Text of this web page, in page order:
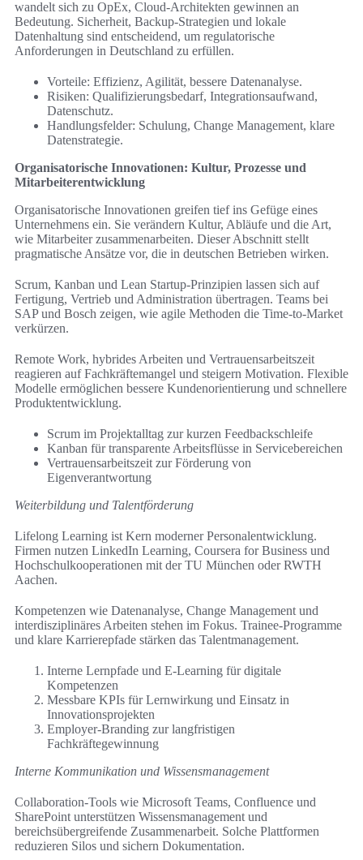
wandelt sich zu OpEx, Cloud-Architekten gewinnen an
Bedeutung. Sicherheit, Backup-Strategien und lokale
Datenhaltung sind entscheidend, um regulatorische
Anforderungen in Deutschland zu erfüllen.
Vorteile: Effizienz, Agilität, bessere Datenanalyse.
Risiken: Qualifizierungsbedarf, Integrationsaufwand,
Datenschutz.
Handlungsfelder: Schulung, Change Management, klare
Datenstrategie.
Organisatorische Innovationen: Kultur, Prozesse und
Mitarbeiterentwicklung
Organisatorische Innovationen greifen tief ins Gefüge eines
Unternehmens ein. Sie verändern Kultur, Abläufe und die Art,
wie Mitarbeiter zusammenarbeiten. Dieser Abschnitt stellt
pragmatische Ansätze vor, die in deutschen Betrieben wirken.
Scrum, Kanban und Lean Startup-Prinzipien lassen sich auf
Fertigung, Vertrieb und Administration übertragen. Teams bei
SAP und Bosch zeigen, wie agile Methoden die Time-to-Market
verkürzen.
Remote Work, hybrides Arbeiten und Vertrauensarbeitszeit
reagieren auf Fachkräftemangel und steigern Motivation. Flexible
Modelle ermöglichen bessere Kundenorientierung und schnellere
Produktentwicklung.
Scrum im Projektalltag zur kurzen Feedbackschleife
Kanban für transparente Arbeitsflüsse in Servicebereichen
Vertrauensarbeitszeit zur Förderung von
Eigenverantwortung
Weiterbildung und Talentförderung
Lifelong Learning ist Kern moderner Personalentwicklung.
Firmen nutzen LinkedIn Learning, Coursera for Business und
Hochschulkooperationen mit der TU München oder RWTH
Aachen.
Kompetenzen wie Datenanalyse, Change Management und
interdisziplinäres Arbeiten stehen im Fokus. Trainee-Programme
und klare Karrierepfade stärken das Talentmanagement.
Interne Lernpfade und E‑Learning für digitale
Kompetenzen
Messbare KPIs für Lernwirkung und Einsatz in
Innovationsprojekten
Employer-Branding zur langfristigen
Fachkräftegewinnung
Interne Kommunikation und Wissensmanagement
Collaboration-Tools wie Microsoft Teams, Confluence und
SharePoint unterstützen Wissensmanagement und
bereichsübergreifende Zusammenarbeit. Solche Plattformen
reduzieren Silos und sichern Dokumentation.